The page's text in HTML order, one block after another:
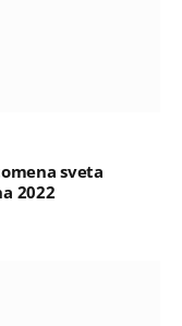
sveta
2022